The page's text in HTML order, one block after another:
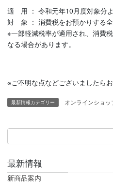
適 用 ： 令和元年10月度対象分
対 象 ： 消費税をお預かりする全
※一部軽減税率が適用され、消費
なる場合があります。
以
※ご不明な点などございましたら
最新情報カテゴリー オンラインショッ
最新情報
新商品案内